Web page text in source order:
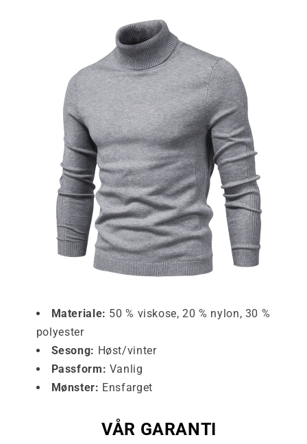
Materiale: 50 % viskose, 20 % nylon, 30 %
polyester
Sesong: Høst/vinter
Passform: Vanlig
Mønster: Ensfarget
VÅR GARANTI